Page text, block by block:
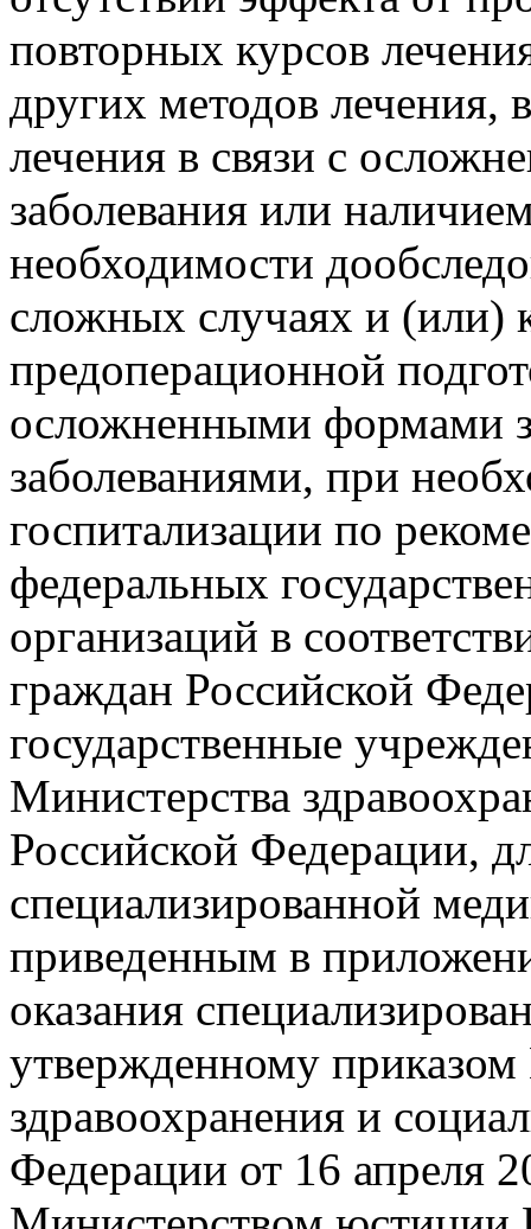
повторных курсов
других методов лечения,
лечения в связи с
заболевания или
необходимости
сложных случаях и (или)
предоперационной
осложненными формами
заболеваниями, при
госпитализации по
федеральных
организаций в
граждан Российской
государственные
Министерства
Российской Федерации,
специализированной
приведенным в
оказания
утвержденному
здравоохранения и
Федерации от 16 апреля